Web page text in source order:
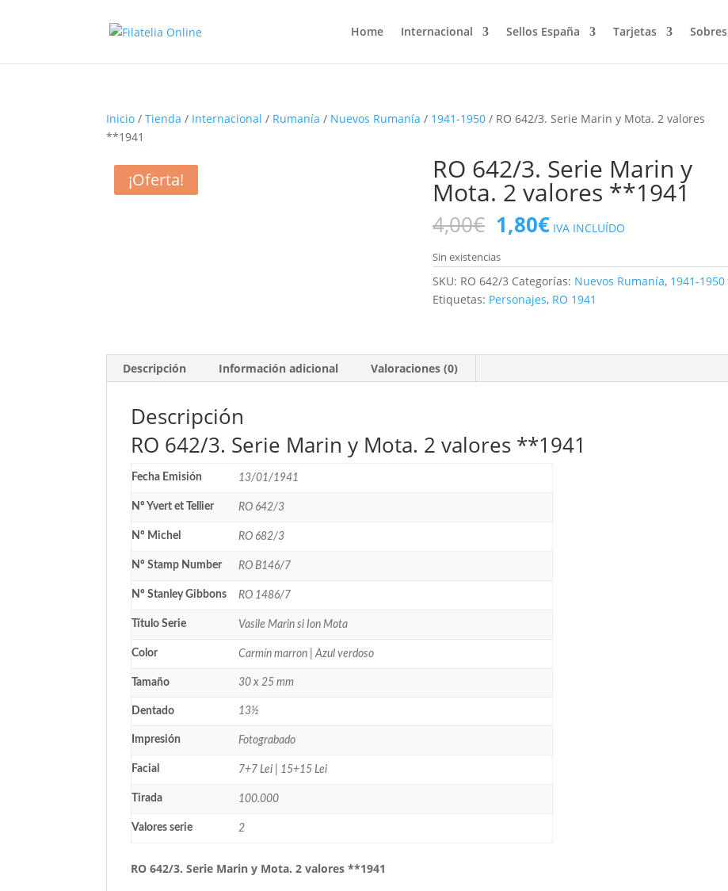
Home Internacional Sellos España Tarjetas Sobres
Inicio /Tienda / Internacional / Rumanía / Nuevos Rumanía / 1941-1950 / RO 642/3. Serie Marin y Mota. 2 valores
**1941
¡Oferta! RO 642/3. Serie Marin y
Mota. 2 valores **1941
4,00€ El
precio
original
era:
4,00€.
1,80€El
precio
actual
es:
1,80€.
IVA INCLUÍDO
Sin existencias
SKU: RO 642/3 Categorías: Nuevos Rumanía, 1941-1950
Etiquetas: Personajes, RO 1941
Descripción Información adicional Valoraciones (0)
Descripción
RO 642/3. Serie Marin y Mota. 2 valores **1941
Fecha Emisión 13/01/1941
Nº Yvert et Tellier RO 642/3
Nº Michel RO 682/3
Nº Stamp Number RO B146/7
Nº Stanley Gibbons RO 1486/7
Título Serie Vasile Marin si Ion Mota
Color Carmín marron | Azul verdoso
Tamaño 30 x 25 mm
Dentado 13½
Impresión Fotograbado
Facial 7+7 Lei | 15+15 Lei
Tirada 100.000
Valores serie 2
RO 642/3. Serie Marin y Mota. 2 valores **1941
¡Oferta!